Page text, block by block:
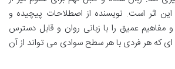
اثر است. نویسنده از اصطلاحات پیچیده و
عمیق را با زبانی روان و قابل دسترس
ای که هر فردی با هر سطح سوادی می تواند از آن